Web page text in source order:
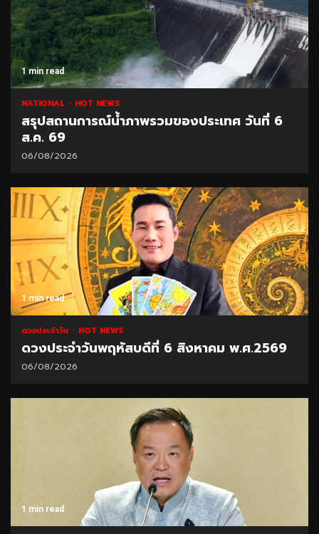
1 min read
NATIONAL HOT NEWS
สรุปสถานการณ์น้ำภาพรวมของประเทศ วันที่ 6
ส.ค. 69
06/08/2026
1 min read
ดวงประจำวัน HOT NEWS
ดวงประจำวันพฤหัสบดีที่ 6 สิงหาคม พ.ศ.2569
06/08/2026
1 min read